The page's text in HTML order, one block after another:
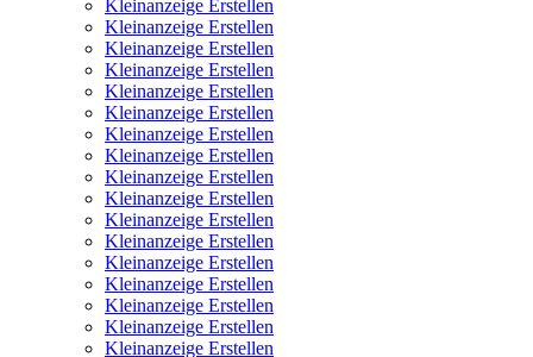
Kleinanzeige Erstellen
Kleinanzeige Erstellen
Kleinanzeige Erstellen
Kleinanzeige Erstellen
Kleinanzeige Erstellen
Kleinanzeige Erstellen
Kleinanzeige Erstellen
Kleinanzeige Erstellen
Kleinanzeige Erstellen
Kleinanzeige Erstellen
Kleinanzeige Erstellen
Kleinanzeige Erstellen
Kleinanzeige Erstellen
Kleinanzeige Erstellen
Kleinanzeige Erstellen
Kleinanzeige Erstellen
Kleinanzeige Erstellen